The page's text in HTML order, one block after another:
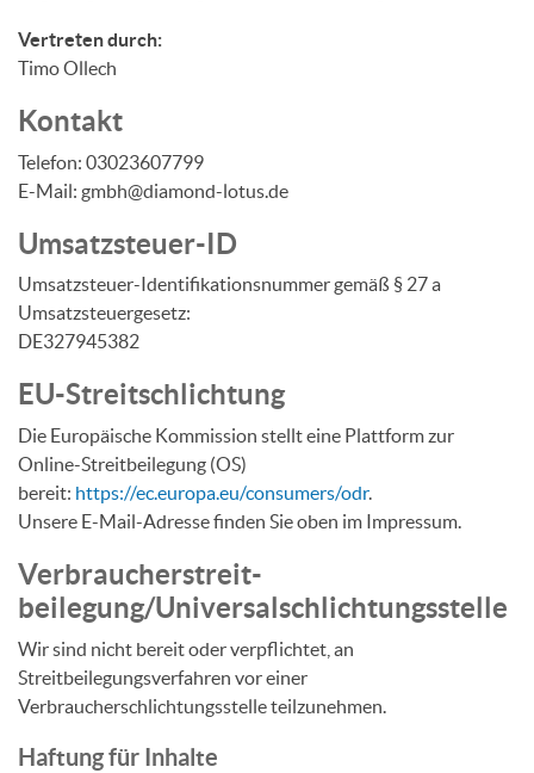
Vertreten durch:
Timo Ollech
Kontakt
Telefon: 03023607799
E-Mail: gmbh@diamond-lotus.de
Umsatzsteuer-ID
Umsatzsteuer-Identifikationsnummer gemäß § 27 a
Umsatzsteuergesetz:
DE327945382
EU-Streitschlichtung
Die Europäische Kommission stellt eine Plattform zur
Online-Streitbeilegung (OS)
bereit: https://ec.europa.eu/consumers/odr.
Unsere E-Mail-Adresse finden Sie oben im Impressum.
Verbraucher­streit­
beilegung/Universal­schlichtungs­stelle
Wir sind nicht bereit oder verpflichtet, an
Streitbeilegungsverfahren vor einer
Verbraucherschlichtungsstelle teilzunehmen.
Haftung für Inhalte